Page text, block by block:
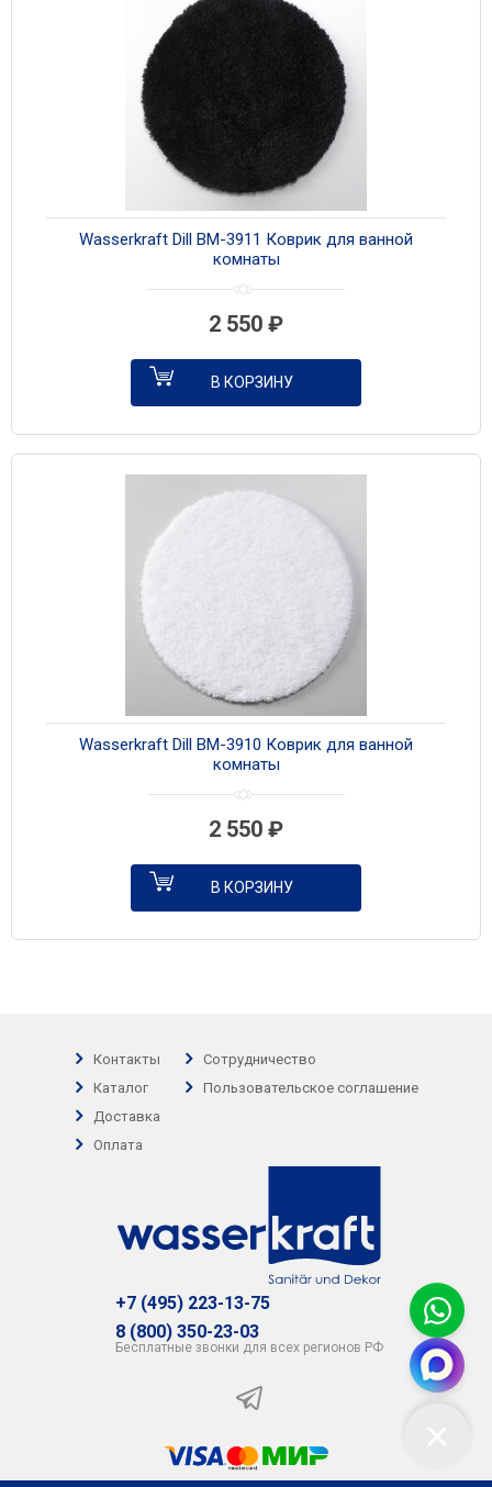
Wasserkraft Dill BM-3911 Коврик для ванной
комнаты
2 550 ₽
В КОРЗИНУ
Wasserkraft Dill BM-3910 Коврик для ванной
комнаты
2 550 ₽
В КОРЗИНУ
Контакты
Каталог
Доставка
Оплата
Сотрудничество
Пользовательское соглашение
+7 (495) 223-13-75
8 (800) 350-23-03
Бесплатные звонки для всех регионов РФ